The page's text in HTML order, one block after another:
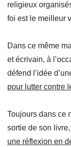
religieux
foi est le meilleur
Dans ce même
et écrivain, à
défend l’idée
pour lutter contre
Toujours dans ce
sortie de son livre,
une réflexion en